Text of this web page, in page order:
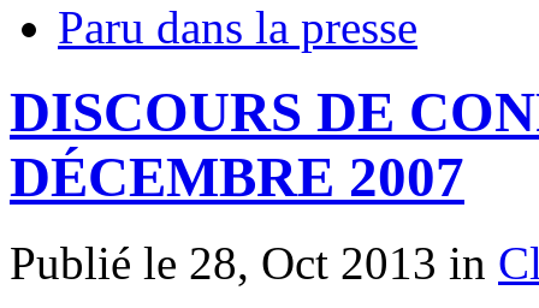
Paru dans la presse
DISCOURS DE
DÉCEMBRE 2007
Publié le 28, Oct 2013 in